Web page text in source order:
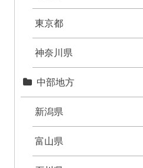
東京都
神奈川県
中部地方
新潟県
富山県